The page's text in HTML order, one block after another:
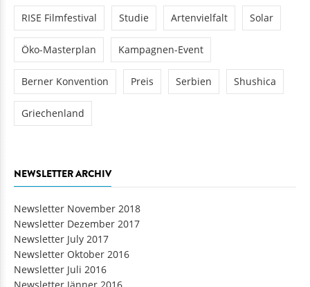
RISE Filmfestival Studie Artenvielfalt Solar
Öko-Masterplan Kampagnen-Event
Berner Konvention Preis Serbien Shushica
Griechenland
NEWSLETTER ARCHIV
Newsletter November 2018
Newsletter Dezember 2017
Newsletter July 2017
Newsletter Oktober 2016
Newsletter Juli 2016